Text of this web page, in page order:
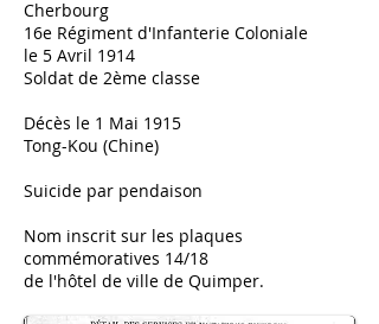
Cherbourg
16e Régiment d'Infanterie Coloniale
le 5 Avril 1914
Soldat de 2ème classe
Décès le 1 Mai 1915
Tong-Kou (Chine)
Suicide par pendaison
Nom inscrit sur les plaques
commémoratives 14/18
de l'hôtel de ville de Quimper.